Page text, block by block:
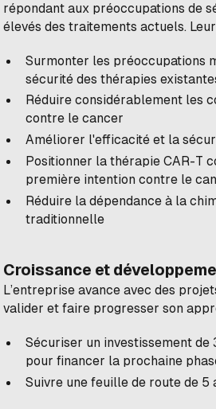
répondant aux préoccupations de
élevés des traitements actuels.
Surmonter les préoccupations
sécurité des thérapies
Réduire considérablement les
contre le cancer
Améliorer l'efficacité et la
Positionner la thérapie CAR-T
première intention contre le
Réduire la dépendance à la
traditionnelle
Croissance et
L’entreprise avance avec des
valider et faire progresser son
Sécuriser un investissement de
pour financer la prochaine
Suivre une feuille de route de 5